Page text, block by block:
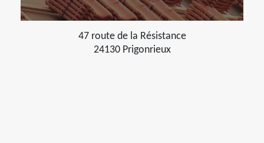
47 route de la Résistance
24130 Prigonrieux